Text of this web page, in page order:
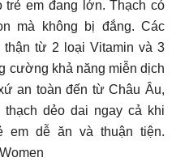
em đang lớn. Thạch có
mà không bị đắng. Các
từ 2 loại Vitamin và 3
cường khả năng miễn dịch
an toàn đến từ Châu Âu,
thạch dẻo dai ngay cả khi
em dễ ăn và thuận tiện.